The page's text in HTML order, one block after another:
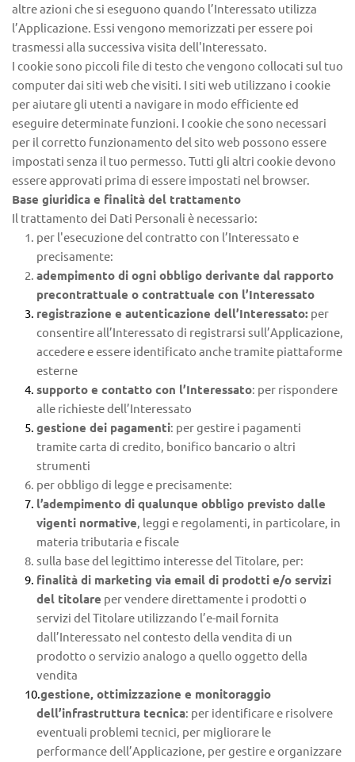
altre azioni che si eseguono quando l’Interessato utilizza
l’Applicazione. Essi vengono memorizzati per essere poi
trasmessi alla successiva visita dell'Interessato.
I cookie sono piccoli file di testo che vengono collocati sul tuo
computer dai siti web che visiti. I siti web utilizzano i cookie
per aiutare gli utenti a navigare in modo efficiente ed
eseguire determinate funzioni. I cookie che sono necessari
per il corretto funzionamento del sito web possono essere
impostati senza il tuo permesso. Tutti gli altri cookie devono
essere approvati prima di essere impostati nel browser.
Base giuridica e finalità del trattamento
Il trattamento dei Dati Personali è necessario:
per l'esecuzione del contratto con l’Interessato e
precisamente:
adempimento di ogni obbligo derivante dal rapporto
precontrattuale o contrattuale con l’Interessato
registrazione e autenticazione dell’Interessato: per
consentire all’Interessato di registrarsi sull’Applicazione,
accedere e essere identificato anche tramite piattaforme
esterne
supporto e contatto con l’Interessato: per rispondere
alle richieste dell’Interessato
gestione dei pagamenti: per gestire i pagamenti
tramite carta di credito, bonifico bancario o altri
strumenti
per obbligo di legge e precisamente:
l’adempimento di qualunque obbligo previsto dalle
vigenti normative, leggi e regolamenti, in particolare, in
materia tributaria e fiscale
sulla base del legittimo interesse del Titolare, per:
finalità di marketing via email di prodotti e/o servizi
del titolare per vendere direttamente i prodotti o
servizi del Titolare utilizzando l’e-mail fornita
dall’Interessato nel contesto della vendita di un
prodotto o servizio analogo a quello oggetto della
vendita
gestione, ottimizzazione e monitoraggio
dell’infrastruttura tecnica: per identificare e risolvere
eventuali problemi tecnici, per migliorare le
performance dell’Applicazione, per gestire e organizzare